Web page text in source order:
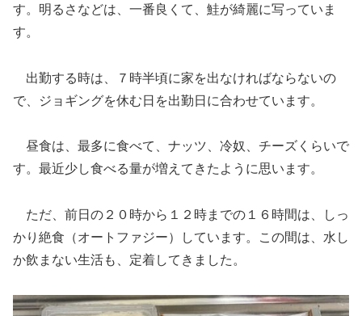
す。明るさなどは、一番良くて、鮭が綺麗に写っていま
す。
出勤する時は、７時半頃に家を出なければならないの
で、ジョギングを休む日を出勤日に合わせています。
昼食は、最多に食べて、ナッツ、冷奴、チーズくらいで
す。最近少し食べる量が増えてきたように思います。
ただ、前日の２０時から１２時までの１６時間は、しっ
かり絶食（オートファジー）しています。この間は、水し
か飲まない生活も、定着してきました。